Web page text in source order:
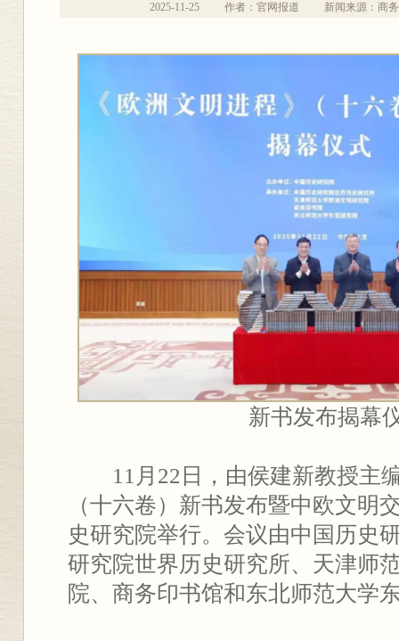
2025-11-25 作者：官网报道 新闻来源：商
新书发布揭幕
11月22日，由侯建新教授主
（十六卷）新书发布暨中欧文明
史研究院举行。会议由中国历史
研究院世界历史研究所、天津师
院、商务印书馆和东北师范大学